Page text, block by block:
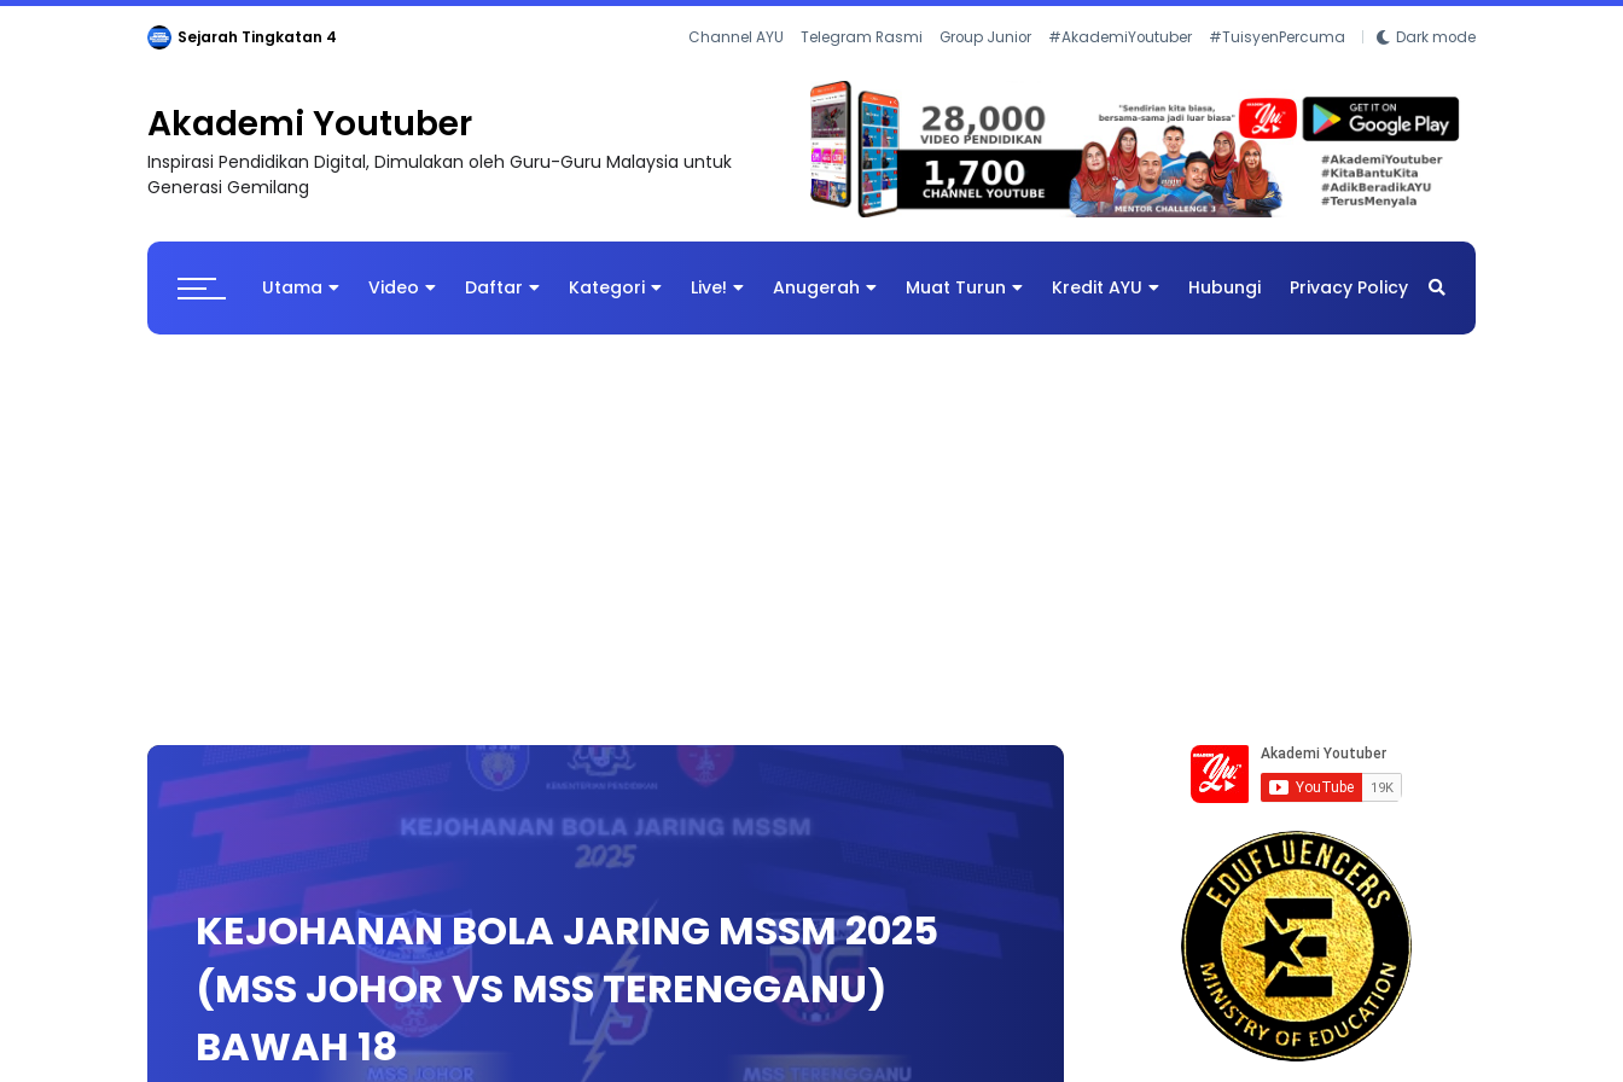
Sejarah Tingkatan 4 Channel AYU Telegram Rasmi Group Junior #AkademiYoutuber #TuisyenPercuma Dark mode
Akademi Youtuber
Inspirasi Pendidikan Digital, Dimulakan oleh Guru-Guru Malaysia untuk
Generasi Gemilang
Utama Video Daftar Kategori Live! Anugerah Muat Turun Kredit AYU Hubungi Privacy Policy
KEJOHANAN BOLA JARING MSSM 2025
(MSS JOHOR VS MSS TERENGGANU)
BAWAH 18